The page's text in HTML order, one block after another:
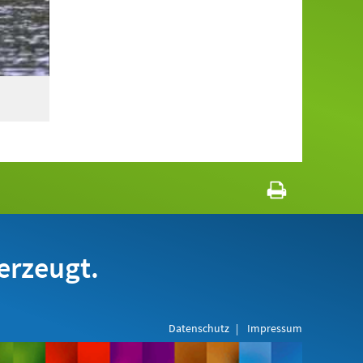
Datenschutz Impressum